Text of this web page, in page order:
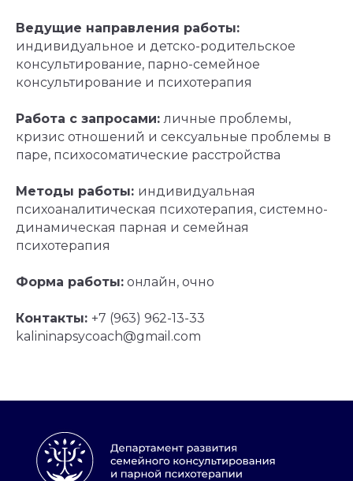
Ведущие направления работы:
индивидуальное и детско-родительское
консультирование, парно-семейное
консультирование и психотерапия
Работа с запросами:личные проблемы,
кризис отношений и сексуальные проблемы в
паре, психосоматические расстройства
Методы работы: индивидуальная
психоаналитическая психотерапия, системно-
динамическая парная и семейная
психотерапия
Форма работы: онлайн, очно
Контакты: +7 (963) 962-13-33
kalininapsycoach@gmail.com
Контакты
Лицензия
Сведения об организации
Реквизиты
16 +
Конфиденциальность
©АНО «ДСК» 2024 -2026
Сайт сделан в АртФактор